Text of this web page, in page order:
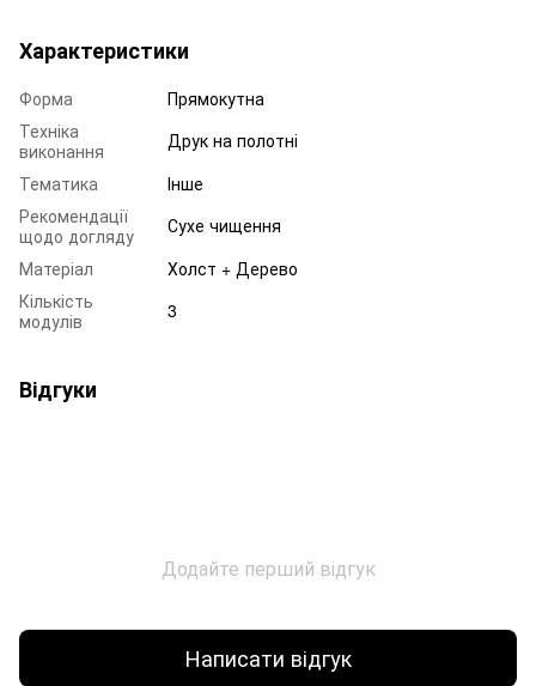
Характеристики
Форма
Прямокутна
Техніка
виконання
Друк на полотні
Тематика
Інше
Рекомендації
щодо догляду
Сухе чищення
Матеріал
Холст + Дерево
Кількість
модулів
3
Відгуки
Додайте перший відгук
Написати відгук